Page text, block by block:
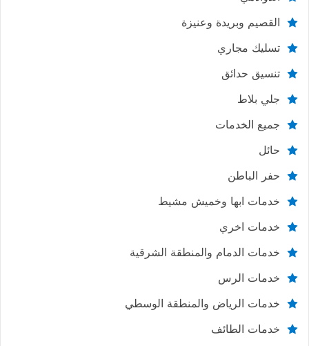
القصيم وبريدة وعنيزة
تسليك مجاري
تنسيق حدائق
جلي بلاط
جميع الخدمات
حائل
حفر الباطن
خدمات ابها وخميش مشيط
خدمات اخري
خدمات الدمام والمنطقة الشرقية
خدمات الرس
خدمات الرياض والمنطقة الوسطي
خدمات الطائف